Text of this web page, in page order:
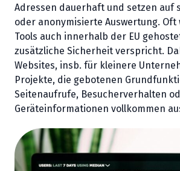
Adressen dauerhaft und setzen auf
oder anonymisierte Auswertung. Oft
Tools auch innerhalb der EU
zusätzliche Sicherheit verspricht.
Websites, insb. für kleinere
Projekte, die gebotenen
Seitenaufrufe, Besucherverhalten
Geräteinformationen vollkommen